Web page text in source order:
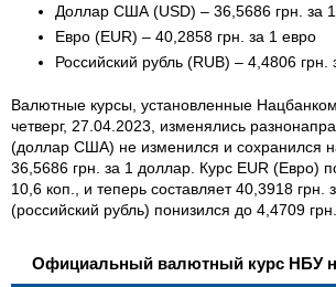
Доллар США (USD) – 36,5686 грн. за
Евро (EUR) – 40,2858 грн. за 1 евро
Российский рубль (RUB) – 4,4806 грн.
Валютные курсы, установленные
четверг, 27.04.2023, изменялись
(доллар США) не изменился и сохранился
36,5686 грн. за 1 доллар. Курс EUR (Евро)
10,6 коп., и теперь составляет 40,3918 грн.
(российский рубль) понизился до 4,4709
Официальный валютный курс НБУ